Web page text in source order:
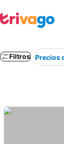
Filtros Precios